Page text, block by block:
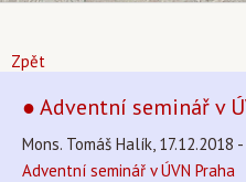
Zpět
● Adventní seminář v
Mons. Tomáš Halík, 17.12.2018 -
Adventní seminář v ÚVN Praha